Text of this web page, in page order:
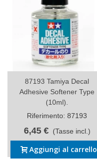
87193 Tamiya Decal
Adhesive Softener Type
(10ml).
Riferimento: 87193
6,45 € (Tasse incl.)
Aggiungi al carrello